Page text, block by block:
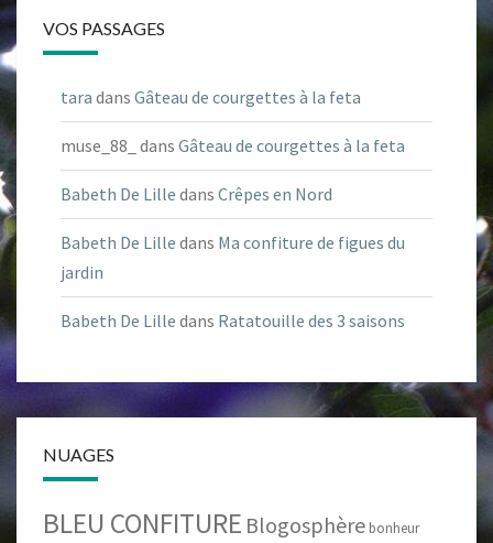
VOS PASSAGES
tara dans Gâteau de courgettes à la feta
muse_88_ dans Gâteau de courgettes à la feta
Babeth De Lille dans Crêpes en Nord
Babeth De Lille dans Ma confiture de figues du
jardin
Babeth De Lille dans Ratatouille des 3 saisons
NUAGES
BLEU CONFITURE Blogosphère bonheur